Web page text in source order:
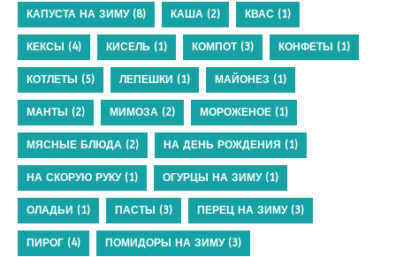
КАПУСТА НА ЗИМУ(8) КАША (2) КВАС (1)
КЕКСЫ (4) КИСЕЛЬ (1) КОМПОТ(3) КОНФЕТЫ (1)
КОТЛЕТЫ (5) ЛЕПЕШКИ (1) МАЙОНЕЗ (1)
МАНТЫ (2) МИМОЗА (2) МОРОЖЕНОЕ (1)
МЯСНЫЕ БЛЮДА (2) НА ДЕНЬ РОЖДЕНИЯ (1)
НА СКОРУЮ РУКУ(1) ОГУРЦЫ НА ЗИМУ(1)
ОЛАДЬИ (1) ПАСТЫ (3) ПЕРЕЦ НА ЗИМУ(3)
ПИРОГ (4) ПОМИДОРЫ НА ЗИМУ(3)